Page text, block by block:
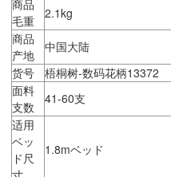
商品
毛重
2.1kg
商品
产地
中国大陆
货号
梧桐树-数码花柄13372
面料
支数
41-60支
适用
ベッ
ド尺
1.8mベッド